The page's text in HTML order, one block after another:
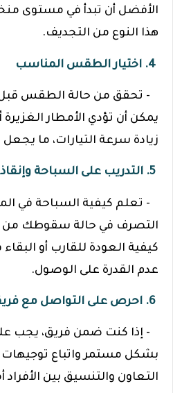
الأفضل أن تبدأ في مستوى
هذا النوع من التجديف.
- تحقق من حالة الطقس قبل
يمكن أن تؤدي الأمطار الغزيرة
زيادة سرعة التيارات، ما يجعل
- تعلم كيفية السباحة في
التصرف في حالة سقوطك من
كيفية العودة للقارب أو
عدم القدرة على الوصول.
- إذا كنت ضمن فريق، يجب
بشكل مستمر واتباع توجيهات
التعاون والتنسيق بين